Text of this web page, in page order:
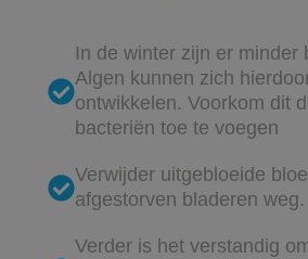
In de winter zijn er minder
Algen kunnen zich
ontwikkelen. Voorkom dit
bacteriën toe te voegen
Verwijder uitgebloeide
afgestorven bladeren weg.
Verder is het verstandig